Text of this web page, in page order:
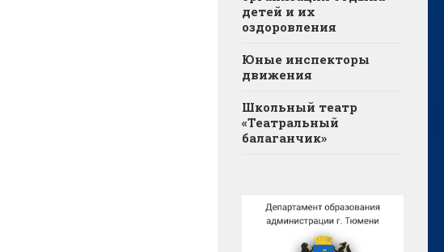
детей и их
оздоровления
Юные инспекторы
движения
Школьный театр
«Театральный
балаганчик»